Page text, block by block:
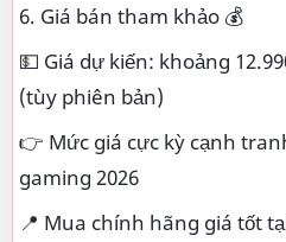
6. Giá bán tham khảo 💰
💵 Giá dự kiến: khoảng
(tùy phiên bản)
👉 Mức giá cực kỳ cạnh
gaming 2026
📍 Mua chính hãng giá tốt